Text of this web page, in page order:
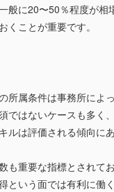
般に20〜50％程度が相
くことが重要です。
所属条件は事務所によ
ではないケースも多く、
ルは評価される傾向にあ
も重要な指標とされて
という面では有利に働